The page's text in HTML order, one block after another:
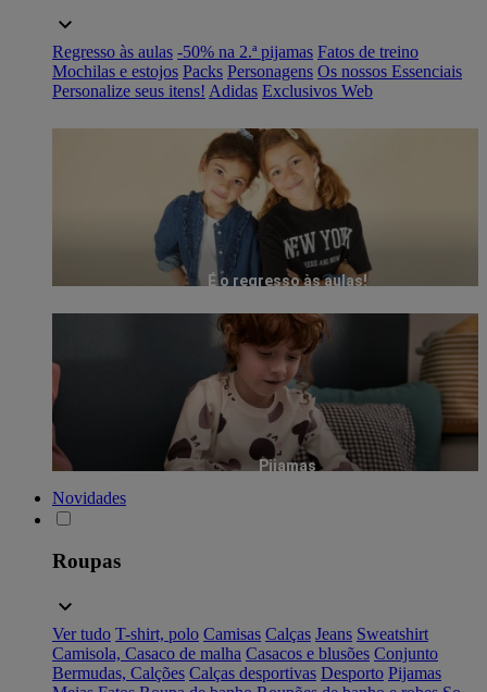
Regresso às aulas -50% na 2.ª pijamas Fatos de treino
Mochilas e estojos Packs Personagens Os nossos Essenciais
Personalize seus itens! Adidas Exclusivos Web
É o regresso às aulas!
Pijamas
Novidades
Roupas
Ver tudo T-shirt, polo Camisas Calças Jeans Sweatshirt
Camisola, Casaco de malha Casacos e blusões Conjunto
Bermudas, Calções Calças desportivas Desporto Pijamas